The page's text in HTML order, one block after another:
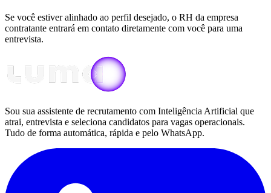
Se você estiver alinhado ao perfil desejado, o RH da empresa
contratante entrará em contato diretamente com você para uma
entrevista.
Sou sua assistente de recrutamento com Inteligência Artificial que
atrai, entrevista e seleciona candidatos para vagas operacionais.
Tudo de forma automática, rápida e pelo WhatsApp.